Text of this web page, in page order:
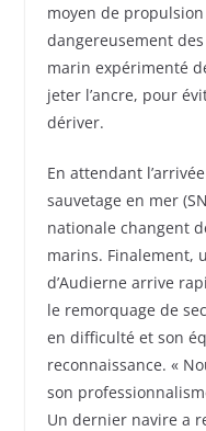
moyen de
dangereusement des
marin expérimenté
jeter l’ancre, pour
dériver.
En attendant
sauvetage en mer
nationale changent
marins. Finalement,
d’Audierne arrive
le remorquage de
en difficulté et son
reconnaissance. «
son
Un dernier navire a